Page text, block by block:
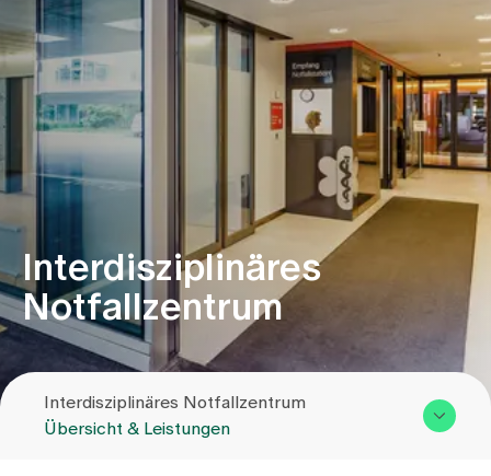
Fachbereiche
Aufenthalt
Team
Zuweisende
Events
Über uns
Interdisziplinäres
Notfallzentrum
Interdisziplinäres Notfallzentrum
Übersicht & Leistungen